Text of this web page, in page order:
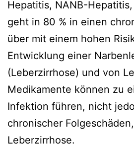
Hepatitis, NANB-
geht in 80 % in einen
über mit einem hohen
Entwicklung einer
(Leberzirrhose) und von
Medikamente können zu
Infektion führen, nicht
chronischer
Leberzirrhose.